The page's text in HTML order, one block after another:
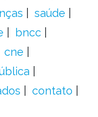
saúde
bncc
cne
contato